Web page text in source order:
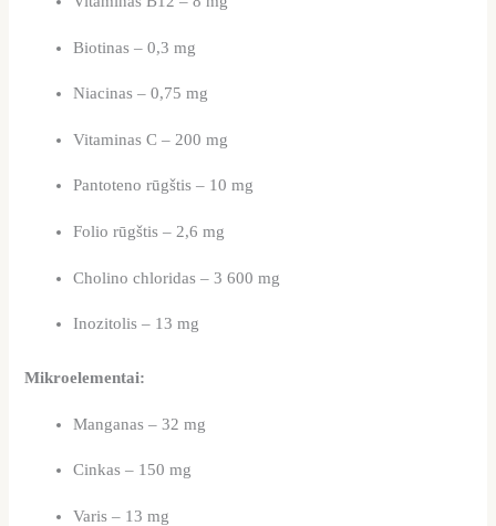
Biotinas – 0,3 mg
Niacinas – 0,75 mg
Vitaminas C – 200 mg
Pantoteno rūgštis – 10 mg
Folio rūgštis – 2,6 mg
Cholino chloridas – 3 600 mg
Inozitolis – 13 mg
Mikroelementai:
Manganas – 32 mg
Cinkas – 150 mg
Varis – 13 mg